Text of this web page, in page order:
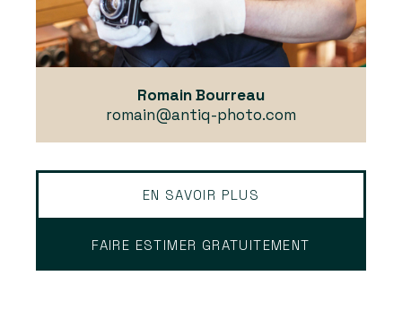
Romain Bourreau
romain@antiq-photo.com
EN SAVOIR PLUS
FAIRE ESTIMER GRATUITEMENT